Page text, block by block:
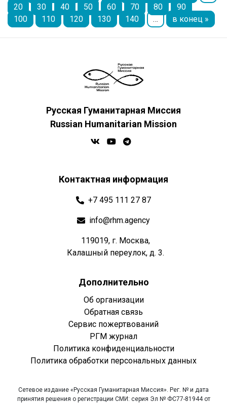
20
30 40 50 60 70 80
90
100
110 120 130 140 … в конец »
Русская Гуманитарная Миссия
Russian Humanitarian Mission
Контактная информация
+7 495 111 27 87
info@rhm.agency
119019, г. Москва,
Калашный переулок, д. 3.
Дополнительно
Об организации
Обратная связь
Сервис пожертвований
РГМ журнал
Политика конфиденциальности
Политика обработки персональных данных
Сетевое издание «Русская Гуманитарная Миссия». Рег. № и дата
принятия решения о регистрации СМИ: серия Эл № ФС77-81944 от